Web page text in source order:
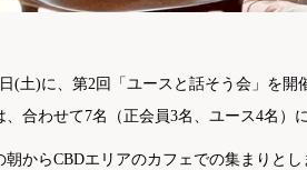
(土)に、第2回「ユースと話そう会」を開
、合わせて7名（正会員3名、ユース4名）
朝からCBDエリアのカフェでの集まりと